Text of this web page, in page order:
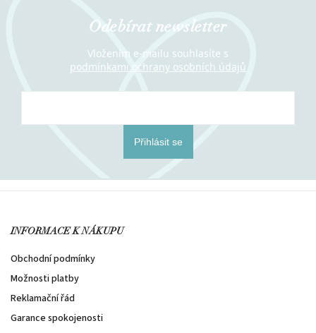
Odebírat newsletter
Vložením e-mailu souhlasíte s
podmínkami ochrany osobních údajů
Přihlásit se
INFORMACE K NÁKUPU
Obchodní podmínky
Možnosti platby
Reklamační řád
Garance spokojenosti